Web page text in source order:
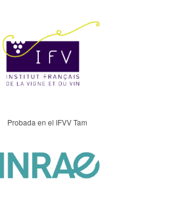
Probada en el IFVV Tam